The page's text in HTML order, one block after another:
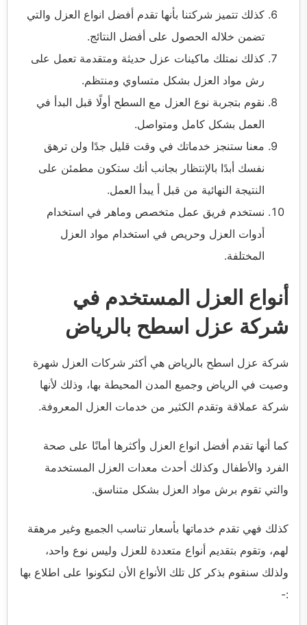
كذلك تتميز شركتنا بأنها تقدم أفضل انواع العزل والتي
تضمن خلاله الحصول على أفضل النتائج.
كذلك نمتلك ماكينات عزل حديثة ومتقدمة تعمل على
رش مواد العزل بشكل متساوي ومنتظم.
نقوم بتجربة نوع العزل مع السطح أولًا قبل البدأ في
العمل بشكل كامل ومتواصل.
معنا ستنجز خدماتك في وقت قليل جدًا ولن ترهق
نفسك أبدًا بالإنتظار بجانب أنك ستكون مطمئن على
النتيجة النهائية من قبل أ يبدأ العمل.
نستخدم فريق عمل متخصص وماهر في استخدام
أدوات العزل وحريص في استخدام مواد العزل
المختلفة.
أنواع العزل المستخدم في
شركة عزل اسطح بالرياض
شركة عزل اسطح بالرياض هي أكثر شركات العزل شهرة
وصيت في الرياض وجميع المدن المحيطة بها، وذلك لأنها
شركة عملاقة وتقدم الكثير من خدمات العزل المعروفة.
كما أنها تقدم أفضل انواع العزل وأكثرها أمانًا على صحة
الفرد والأطفال وكذلك أحدث معدات العزل المستخدمة
والتي تقوم برش مواد العزل بشكل متناسق.
كذلك فهي تقدم خدماتها بأسعار تناسب الجميع وغير مرهقة
لهم، وتقوم بتقديم أنواع متعددة للعزل وليس نوع واحد،
ولذلك سنقوم بذكر كل تلك الأنواع الأن لتكونوا على اطلاع بها
:-